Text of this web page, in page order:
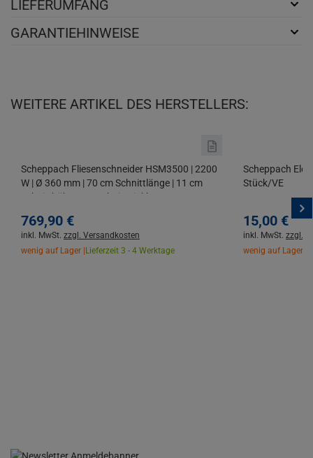
LIEFERUMFANG
GARANTIEHINWEISE
WEITERE ARTIKEL DES HERSTELLERS:
Scheppach Fliesenschneider HSM3500 | 2200
W | Ø 360 mm | 70 cm Schnittlänge | 11 cm
Schnitthöhe | 45° Schnitt | inkl.
769,90 €
inkl. MwSt. zzgl. Versandkosten
wenig auf Lager | Lieferzeit 3 - 4 Werktage
Scheppach
Stück/VE
15,00 €
inkl. MwSt. zzgl.
wenig auf Lager |